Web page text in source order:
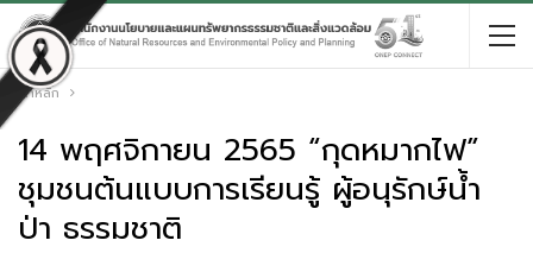
หน้าหลัก
14 พฤศจิกายน 2565 “กุดหมากไฟ”
ชุมชนต้นแบบการเรียนรู้ ผู้อนุรักษ์น้ำ
ป่า ธรรมชาติ